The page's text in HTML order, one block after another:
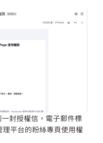
封授權信，電子郵件標
平台的粉絲專頁使用權